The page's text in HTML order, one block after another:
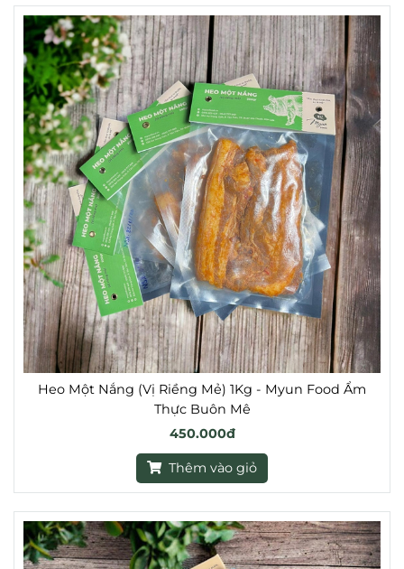
Heo Một Nắng (Vị Riềng Mẻ) 1Kg - Myun Food Ẩm
Thực Buôn Mê
450.000đ
Thêm vào giỏ